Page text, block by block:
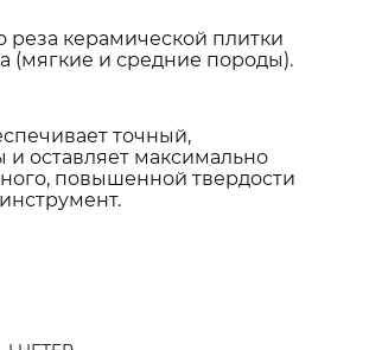
реза керамической плитки
(мягкие и средние породы).
точный,
оставляет максимально
повышенной твердости